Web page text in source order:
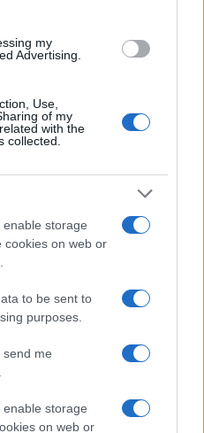
my
Advertising.
Use,
of my
with the
collected.
storage
cookies on web or
to be sent to
purposes.
send me
storage
on web or